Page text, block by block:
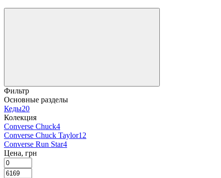
Фильтр
Основные разделы
Кеды20
Колекция
Converse Chuck4
Converse Chuck Taylor12
Converse Run Star4
Цена, грн